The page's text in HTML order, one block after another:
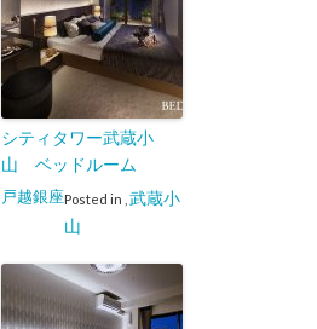
シティタワー武蔵小
山 ベッドルーム
Posted in
戸越銀座
武蔵小
山